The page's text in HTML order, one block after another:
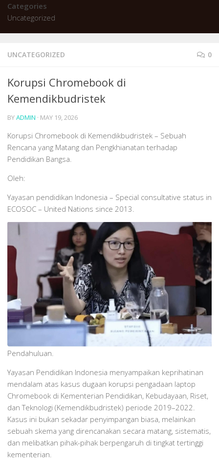
UNCATEGORIZED 0
Korupsi Chromebook di
Kemendikbudristek
BYADMIN · MAY 19, 2026
Korupsi Chromebook di Kemendikbudristek – Sebuah
Rencana yang Matang dan Pengkhianatan terhadap
Pendidikan Bangsa.
Oleh:
Yayasan pendidikan Indonesia – Special consultative status in
ECOSOC – United Nations since 2013.
Pendahuluan.
Yayasan Pendidikan Indonesia menyampaikan keprihatinan
mendalam atas kasus dugaan korupsi pengadaan laptop
Chromebook di Kementerian Pendidikan, Kebudayaan, Riset,
dan Teknologi (Kemendikbudristek) periode 2019–2022.
Kasus ini bukan sekadar penyimpangan biasa, melainkan
sebuah skema yang direncanakan secara matang, sistematis,
dan melibatkan pihak-pihak berpengaruh di tingkat tertinggi
kementerian.
Categories
Uncategorized